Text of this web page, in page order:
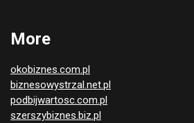
More
okobiznes.com.pl
biznesowystrzal.net.pl
podbijwartosc.com.pl
szerszybiznes.biz.pl